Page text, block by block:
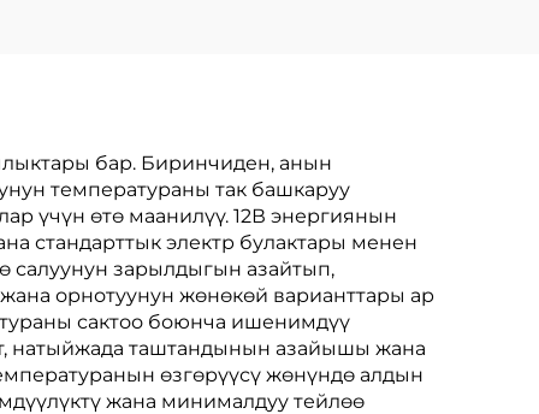
бар. Биринчиден, анын
температураны так башкаруу
үчүн өтө маанилүү. 12В энергиянын
стандарттык электр булактары менен
зарылдыгын азайтып,
орнотуунун жөнөкөй варианттары ар
сактоо боюнча ишенимдүү
натыйжада таштандынын азайышы жана
өзгөрүүсү жөнүндө алдын
жана минималдуу тейлөө